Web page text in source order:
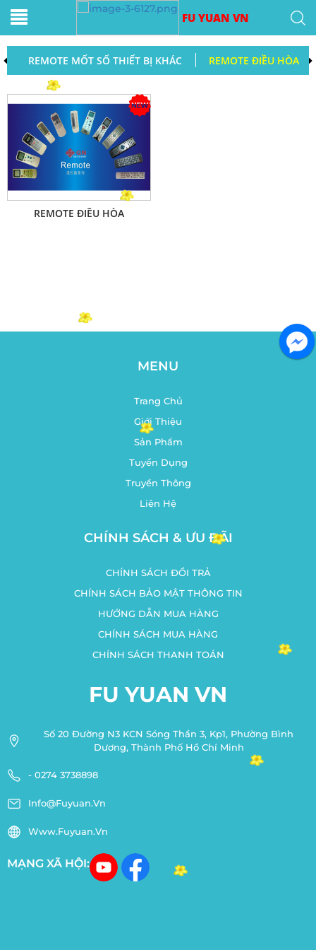
FU YUAN VN
REMOTE MỐT SỐ THIẾT BỊ KHÁC REMOTE ĐIỀU HÒA
REMOTE ĐIỀU HÒA
MENU
Trang Chủ
Giới Thiệu
Sản Phẩm
Tuyển Dụng
Truyền Thông
Liên Hệ
CHÍNH SÁCH & ƯU ĐÃI
CHÍNH SÁCH ĐỔI TRẢ
CHÍNH SÁCH BẢO MẬT THÔNG TIN
HƯỚNG DẪN MUA HÀNG
CHÍNH SÁCH MUA HÀNG
CHÍNH SÁCH THANH TOÁN
FU YUAN VN
Số 20 Đường N3 KCN Sóng Thần 3, Kp1, Phường Bình
Dương, Thành Phố Hồ Chí Minh
- 0274 3738898
Info@fuyuan.vn
Www.fuyuan.vn
MẠNG XÃ HỘI: